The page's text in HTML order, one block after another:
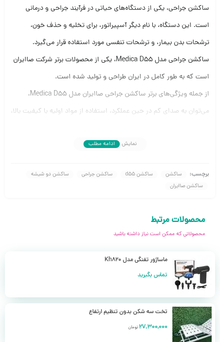
ساکشن جراحی، یکی از دستگاه‌های حیاتی در فرآیند جراحی و درمانی
است. این دستگاه، با نام دیگر آسپیراتور، برای تخلیه و حذف خون،
ترشحات بدن بیمار، و ترشحات تنفسی مورد استفاده قرار می‌گیرد.
ساکشن جراحی مدل Medica D55، یکی از محصولات برتر شرکت صاایران
است که به طور کامل در ایران طراحی و تولید شده است.
از جمله ویژگی‌های برتر ساکشن جراحی صاایران مدل Medica D55،
می‌توان به صدای کم در حین عملکرد، استفاده از مواد اولیه با کیفیت بالا،
همچنین، فناوری ایمن سیلندر و پیستون، بدون نیاز به روغن کاری، با
اورژانس‌ها، و اتاق‌های جراحی مورد استفاده قرار می‌گیرد.
برای دیدن نمونه بیشتر محصولات به
نمایش ادامه مطلب
برچسب: ساکشن ساکشن d55 ساکشن جراحی
ساکشن دو شیشه
ساکشن صاایران
محصولات مرتبط
محصولاتی که ممکن است نیاز داشته باشید
ماساژور تفنگی مدل Kh820
تماس بگیرید
تخت سه شکن بدون تنظیم ارتفاع
27,300,000 تومان